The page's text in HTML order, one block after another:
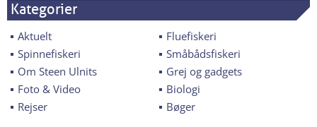
Kategorier
Aktuelt
Fluefiskeri
Spinnefiskeri
Småbådsfiskeri
Om Steen Ulnits
Grej og gadgets
Foto & Video
Biologi
Rejser
Bøger